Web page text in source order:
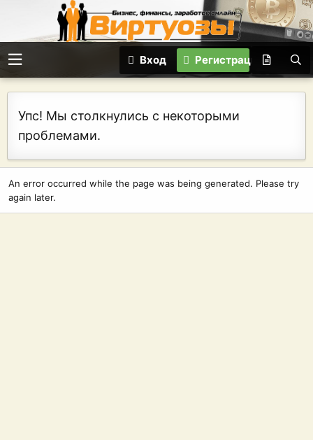
Вход Регистрация
Упс! Мы столкнулись с некоторыми
проблемами.
An error occurred while the page was being generated. Please try
again later.